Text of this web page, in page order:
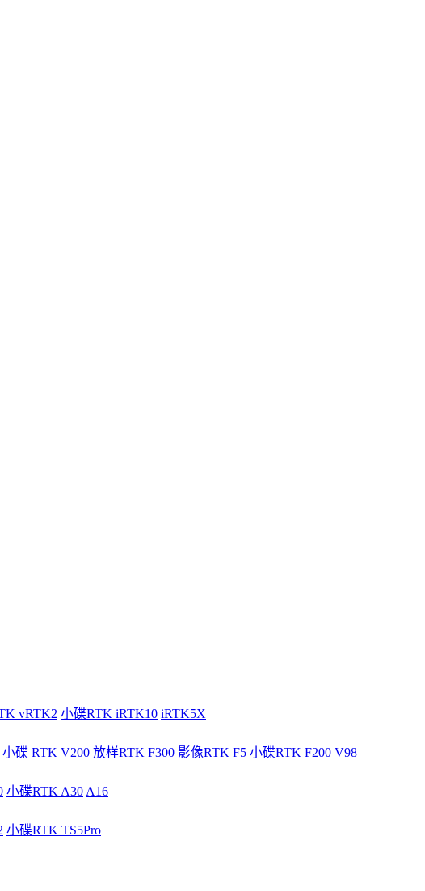
vRTK2 小碟RTK iRTK10 iRTK5X
小碟 RTK V200 放样RTK F300 影像RTK F5 小碟RTK F200 V98
小碟RTK A30 A16
小碟RTK TS5Pro